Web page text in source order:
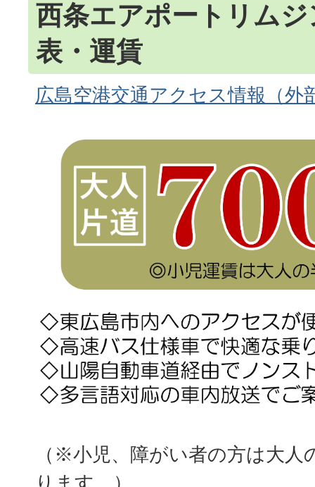
西条エアポートリム
表・運賃
広島空港交通アクセス情報（外
（※小児、障がい者の方は大人
ります。）